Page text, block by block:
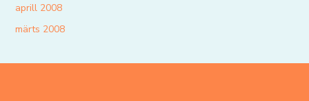
aprill 2008
märts 2008